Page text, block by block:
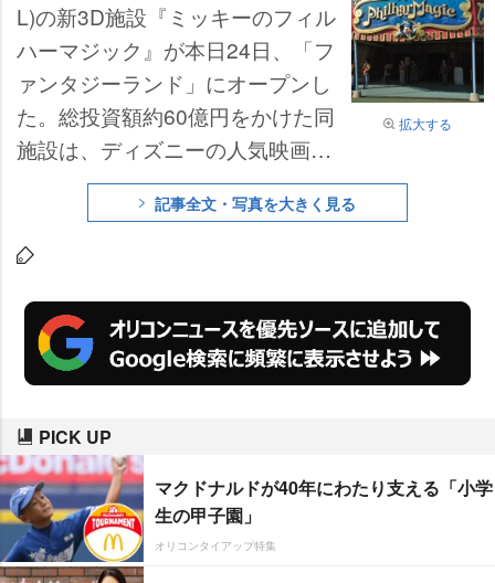
拡大する
L)の新3D施設『ミッキーのフィル
ハーマジック』が本日24日、「フ
ァンタジーランド」にオープンし
た。総投資額約60億円をかけた同
施設は、ディズニーの人気映画の
世界を巡る3Dシアタータイプのア
トラクション。TDLの新アトラク
ションは2009年4月にオープンし
&ゴーシーク”!』以来となる。
記事全文・写真を大きく見る
PICK UP
マクドナルドが40年にわたり支える「小学
生の甲子園」
オリコンタイアップ特集